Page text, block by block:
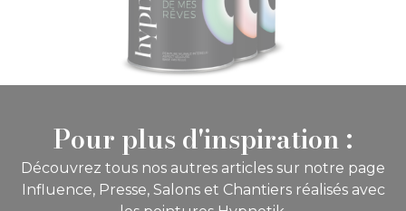
Pour plus d'inspiration :
Découvrez tous nos autres articles sur notre page
Influence, Presse, Salons et Chantiers réalisés avec